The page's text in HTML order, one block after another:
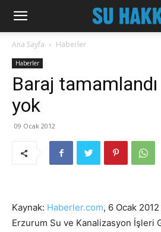
Ana Sayfa Haberler
Haberler
Baraj
yok
09 Ocak 2012
Kaynak: Haberler.com, 6 Ocak 2012
Erzurum Su ve Kanalizasyon İşleri